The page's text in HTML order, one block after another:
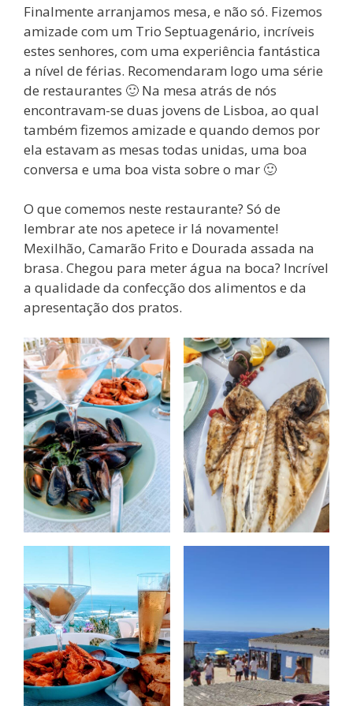
Finalmente arranjamos mesa, e não só. Fizemos
amizade com um Trio Septuagenário, incríveis
estes senhores, com uma experiência fantástica
a nível de férias. Recomendaram logo uma série
de restaurantes 🙂 Na mesa atrás de nós
encontravam-se duas jovens de Lisboa, ao qual
também fizemos amizade e quando demos por
ela estavam as mesas todas unidas, uma boa
conversa e uma boa vista sobre o mar 🙂
O que comemos neste restaurante? Só de
lembrar ate nos apetece ir lá novamente!
Mexilhão, Camarão Frito e Dourada assada na
brasa. Chegou para meter água na boca? Incrível
a qualidade da confecção dos alimentos e da
apresentação dos pratos.